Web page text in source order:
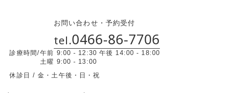
お問い合わせ・予約受付
tel.0466-86-7706
診療時間/午前 9:00 - 12:30 午後 14:00 - 18:00
土曜 9:00 - 13:00
休診日 / 金・土午後・日・祝